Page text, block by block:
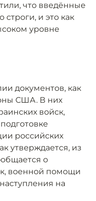
что введённые
и это как
уровне
документов, как
США. В них
войск,
российских
утверждается, из
о
военной помощи
на